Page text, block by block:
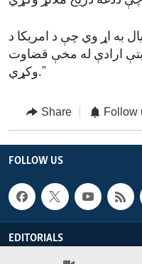
به اړ وي چې د امریکا د
ارادې له مخې قضاوت
وکړي."
Share Follow
FOLLOW US
EDITORIALS